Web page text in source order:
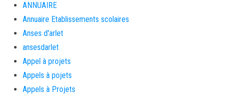
ANNUAIRE
Annuaire Etablissements scolaires
Anses d'arlet
ansesdarlet
Appel à projets
Appels à pojets
Appels à Projets